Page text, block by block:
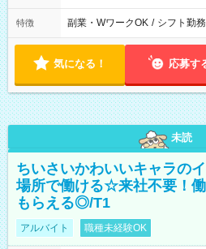
特徴 副業・WワークOK / シフト勤務
気になる！ 応募す
未読
ちいさいかわいいキャラの
場所で働ける☆来社不要！
もらえる◎/T1
アルバイト 職種未経験OK